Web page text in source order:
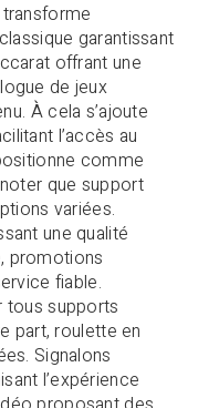
garantissant
offrant une
de jeux
À cela s’ajoute
l’accès au
comme
que support
variées.
une qualité
promotions
fiable.
tous supports
part, roulette en
Signalons
l’expérience